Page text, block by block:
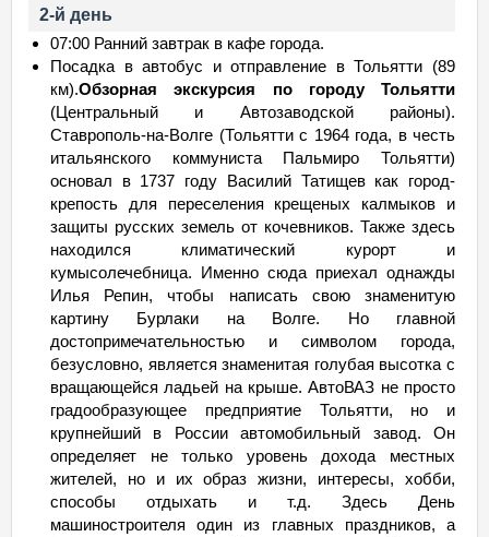
2-й день
07:00 Ранний завтрак в кафе города.
Посадка в автобус и отправление в Тольятти (89
км).Обзорная экскурсия по городу Тольятти
(Центральный и Автозаводской районы).
Ставрополь-на-Волге (Тольятти с 1964 года, в честь
итальянского коммуниста Пальмиро Тольятти)
основал в 1737 году Василий Татищев как город-
крепость для переселения крещеных калмыков и
защиты русских земель от кочевников. Также здесь
находился климатический курорт и
кумысолечебница. Именно сюда приехал однажды
Илья Репин, чтобы написать свою знаменитую
картину Бурлаки на Волге. Но главной
достопримечательностью и символом города,
безусловно, является знаменитая голубая высотка с
вращающейся ладьей на крыше. АвтоВАЗ не просто
градообразующее предприятие Тольятти, но и
крупнейший в России автомобильный завод. Он
определяет не только уровень дохода местных
жителей, но и их образ жизни, интересы, хобби,
способы отдыхать и т.д. Здесь День
машиностроителя один из главных праздников, а